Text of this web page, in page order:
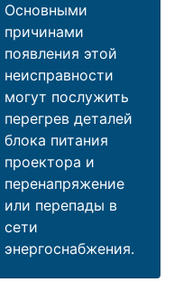
Основными
причинами
появления этой
неисправности
могут послужить
перегрев деталей
блока питания
проектора и
перенапряжение
или перепады в
сети
энергоснабжения.